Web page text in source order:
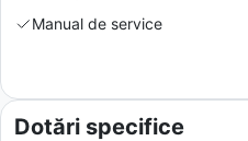
Manual de service
Dotări specifice